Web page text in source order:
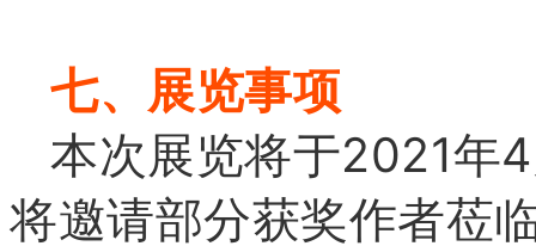
七、展览事项
本次展览将于2021年
将邀请部分获奖作者莅